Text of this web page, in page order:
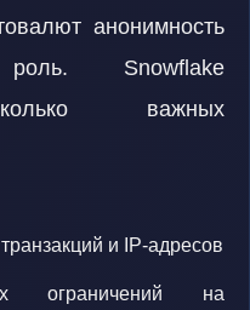
анонимность
Snowflake
важных
и IP-адресов
ограничений на